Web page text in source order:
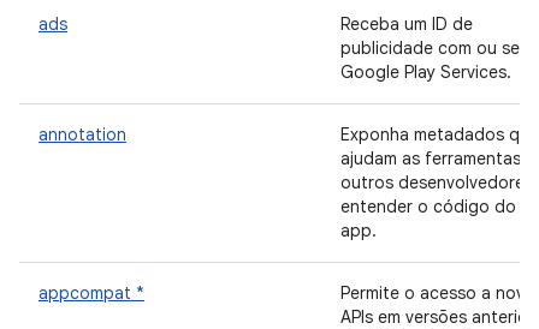
ads
Receba um ID de
publicidade com ou sem
Google Play Services.
annotation
Exponha metadados que
ajudam as ferramentas e
outros desenvolvedores
entender o código do
app.
appcompat *
Permite o acesso a
APIs em versões